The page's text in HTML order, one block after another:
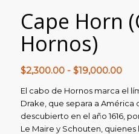
Cape Horn
Hornos)
$2,300.00 - $19,000.00
El cabo de Hornos marca el
Drake, que separa a América
descubierto en el año 1616,
Le Maire y Schouten, quienes